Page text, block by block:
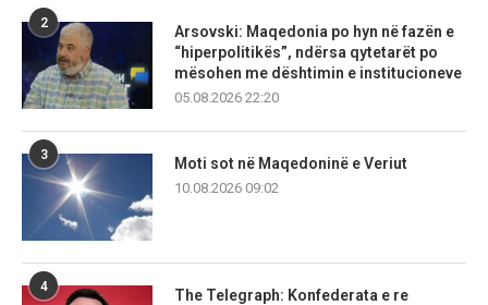
2
Arsovski: Maqedonia po hyn në fazën e
“hiperpolitikës”, ndërsa qytetarët po
mësohen me dështimin e institucioneve
05.08.2026 22:20
3
Moti sot në Maqedoninë e Veriut
10.08.2026 09:02
4
The Telegraph: Konfederata e re